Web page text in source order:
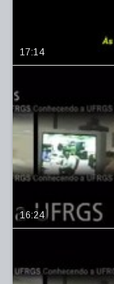
17:14
16:24